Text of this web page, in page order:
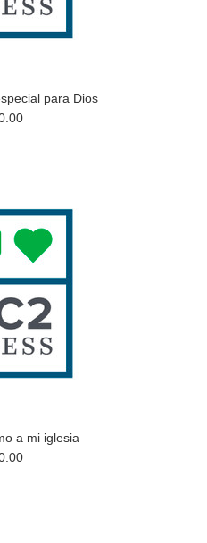
para Dios
a mi iglesia